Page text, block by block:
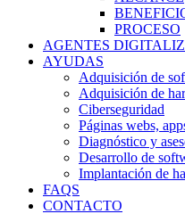
PROCESO
AGENTES
AYUDAS
Adquisición de
Adquisición de
Ciberseguridad
Páginas webs,
Diagnóstico y
Desarrollo de
Implantación de
FAQS
CONTACTO